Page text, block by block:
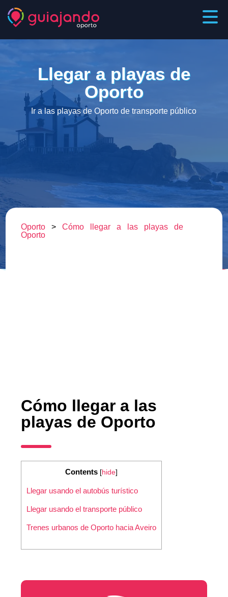
Llegar a playas de
Oporto
Ir a las playas de Oporto de transporte público
Oporto>Cómo llegar a las playas de
Oporto
Cómo llegar a las
playas de Oporto
Contents [hide]
Llegar usando el autobús turístico
Llegar usando el transporte público
Trenes urbanos de Oporto hacia Aveiro